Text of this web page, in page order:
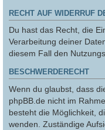
RECHT AUF WIDERRUF
Du hast das Recht, die
Verarbeitung deiner
diesem Fall den
BESCHWERDERECHT
Wenn du glaubst, dass
phpBB.de nicht im
besteht die Möglichkeit,
wenden. Zuständige